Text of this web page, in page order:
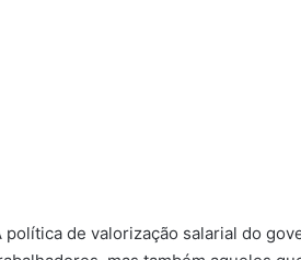
política de valorização salarial do